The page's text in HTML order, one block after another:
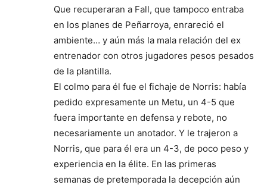
Que recuperaran a Fall, que tampoco entraba
en los planes de Peñarroya, enrareció el
ambiente… y aún más la mala relación del ex
entrenador con otros jugadores pesos pesados
de la plantilla.
El colmo para él fue el fichaje de Norris: había
pedido expresamente un Metu, un 4-5 que
fuera importante en defensa y rebote, no
necesariamente un anotador. Y le trajeron a
Norris, que para él era un 4-3, de poco peso y
experiencia en la élite. En las primeras
semanas de pretemporada la decepción aún